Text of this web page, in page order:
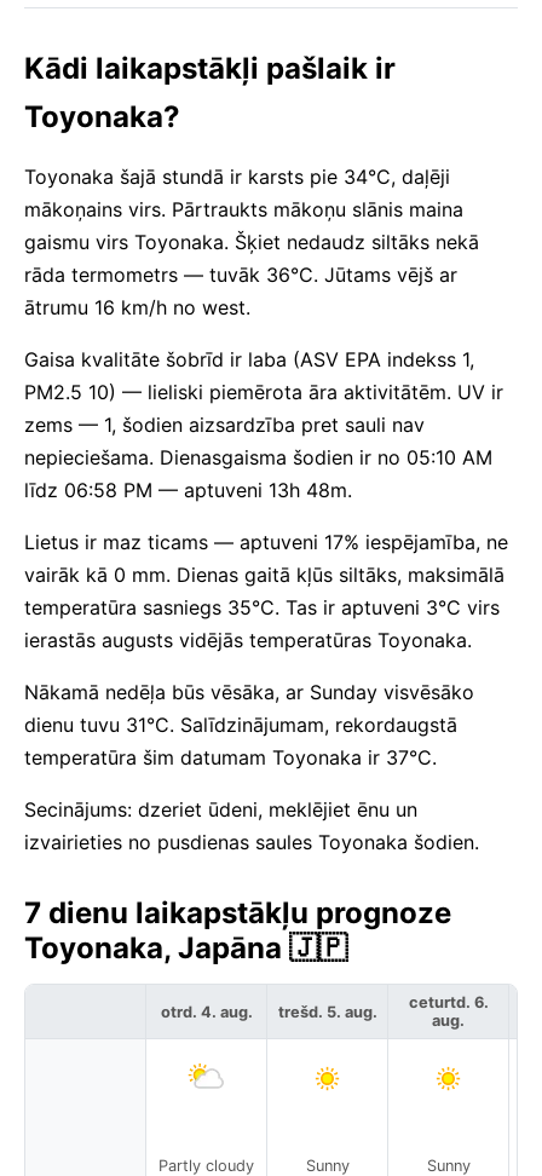
Kādi laikapstākļi pašlaik ir
Toyonaka?
Toyonaka šajā stundā ir karsts pie 34°C, daļēji
mākoņains virs. Pārtraukts mākoņu slānis maina
gaismu virs Toyonaka. Šķiet nedaudz siltāks nekā
rāda termometrs — tuvāk 36°C. Jūtams vējš ar
ātrumu 16 km/h no west.
Gaisa kvalitāte šobrīd ir laba (ASV EPA indekss 1,
PM2.5 10) — lieliski piemērota āra aktivitātēm. UV ir
zems — 1, šodien aizsardzība pret sauli nav
nepieciešama. Dienasgaisma šodien ir no 05:10 AM
līdz 06:58 PM — aptuveni 13h 48m.
Lietus ir maz ticams — aptuveni 17% iespējamība, ne
vairāk kā 0 mm. Dienas gaitā kļūs siltāks, maksimālā
temperatūra sasniegs 35°C. Tas ir aptuveni 3°C virs
ierastās augusts vidējās temperatūras Toyonaka.
Nākamā nedēļa būs vēsāka, ar Sunday visvēsāko
dienu tuvu 31°C. Salīdzinājumam, rekordaugstā
temperatūra šim datumam Toyonaka ir 37°C.
Secinājums: dzeriet ūdeni, meklējiet ēnu un
izvairieties no pusdienas saules Toyonaka šodien.
7 dienu laikapstākļu prognoze
Toyonaka, Japāna 🇯🇵
otrd. 4. aug.
Partly cloudy
trešd. 5. aug.
Sunny
ceturtd. 6.
aug.
Sunny